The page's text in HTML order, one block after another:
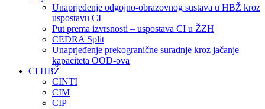
Unaprjeđenje odgojno-obrazovnog sustava u HBŽ kroz
uspostavu CI
Put prema izvrsnosti – uspostava CI u ŽZH
CEDRA Split
Unaprjeđenje prekogranične suradnje kroz jačanje
kapaciteta OOD-ova
CI HBŽ
CINTI
CIM
CIP